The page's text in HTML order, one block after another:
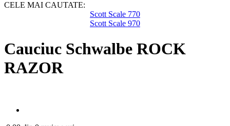
CELE MAI CAUTATE:
Scott Scale 770
Scott Scale 970
Cauciuc Schwalbe ROCK
RAZOR